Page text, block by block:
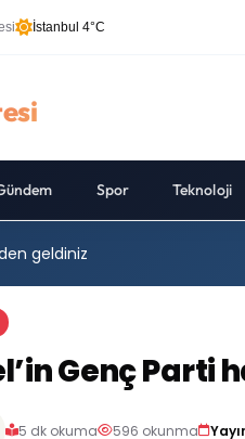
İstanbul 4°C
Spor Teknoloji
geldiniz
Genç Parti
5 dk okuma 596 okunma